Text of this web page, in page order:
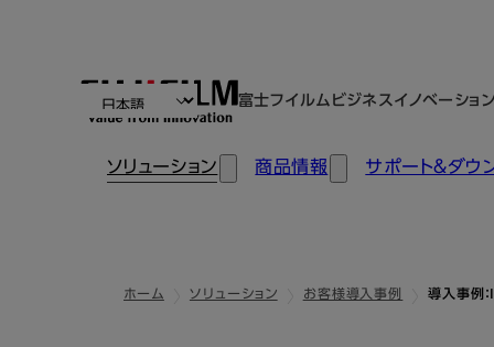
富士フイルムビジネスイノベーショ
ソリューション 商品情報 サポート＆ダウ
ホーム ソリューション お客様導入事例 導入事例